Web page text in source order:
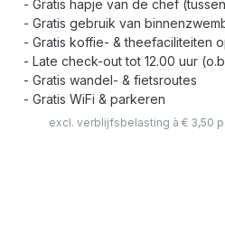
Gratis hapje van de chef
Gratis gebruik van
Gratis koffie- & theefaciliteiten
Late check-out tot 12.00 uur
Gratis wandel- & fietsroutes
Gratis WiFi & parkeren
excl. verblijfsbelasting à € 3,50